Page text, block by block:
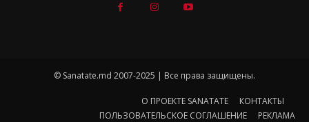
© Sanatate.md 2007-2025 | Все права защищены.
О ПРОЕКТЕ SANATATE
КОНТАКТЫ
ПОЛЬЗОВАТЕЛЬСКОЕ СОГЛАШЕНИЕ
РЕКЛАМА